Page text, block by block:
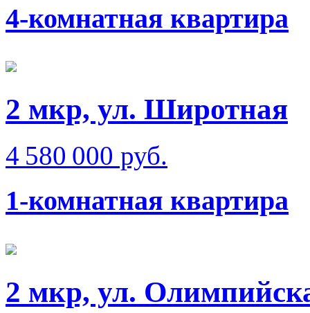
4-комнатная квартира
2 мкр, ул. Широтная
4 580 000 руб.
1-комнатная квартира
2 мкр, ул.